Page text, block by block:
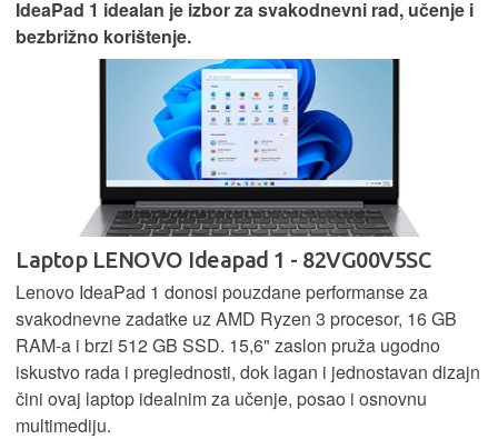
IdeaPad 1 idealan je izbor za svakodnevni rad, učenje i
bezbrižno korištenje.
Laptop LENOVO Ideapad 1 - 82VG00V5SC
Lenovo IdeaPad 1 donosi pouzdane performanse za
svakodnevne zadatke uz AMD Ryzen 3 procesor, 16 GB
RAM-a i brzi 512 GB SSD. 15,6" zaslon pruža ugodno
iskustvo rada i preglednosti, dok lagan i jednostavan dizajn
čini ovaj laptop idealnim za učenje, posao i osnovnu
multimediju.